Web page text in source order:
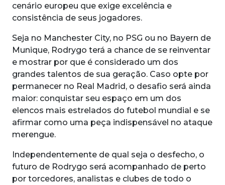
cenário europeu que exige excelência e
consistência de seus jogadores.
Seja no Manchester City, no PSG ou no Bayern de
Munique, Rodrygo terá a chance de se reinventar
e mostrar por que é considerado um dos
grandes talentos de sua geração. Caso opte por
permanecer no Real Madrid, o desafio será ainda
maior: conquistar seu espaço em um dos
elencos mais estrelados do futebol mundial e se
afirmar como uma peça indispensável no ataque
merengue.
Independentemente de qual seja o desfecho, o
futuro de Rodrygo será acompanhado de perto
por torcedores, analistas e clubes de todo o